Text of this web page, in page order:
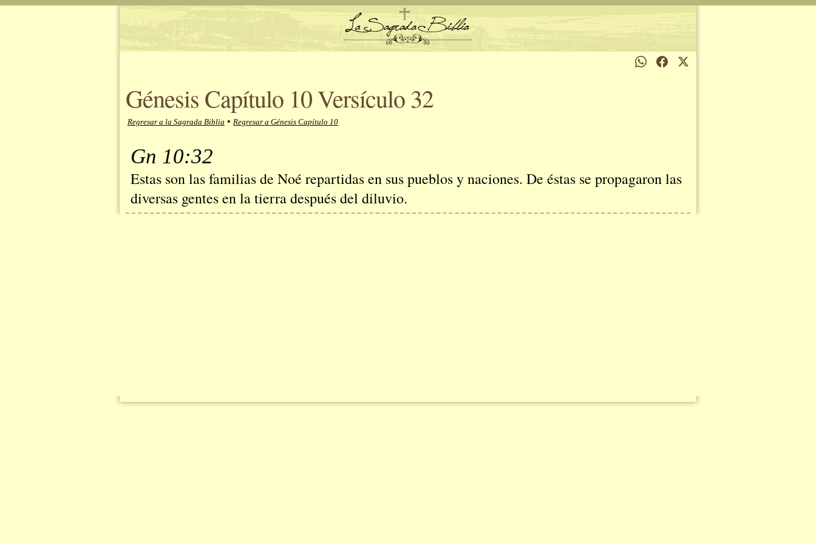
Génesis Capítulo 10 Versículo 32
Regresar a la Sagrada Biblia • Regresar a Génesis Capítulo 10
Gn 10:32
Estas son las familias de Noé repartidas en sus pueblos y naciones. De éstas se propagaron las
diversas gentes en la tierra después del diluvio.